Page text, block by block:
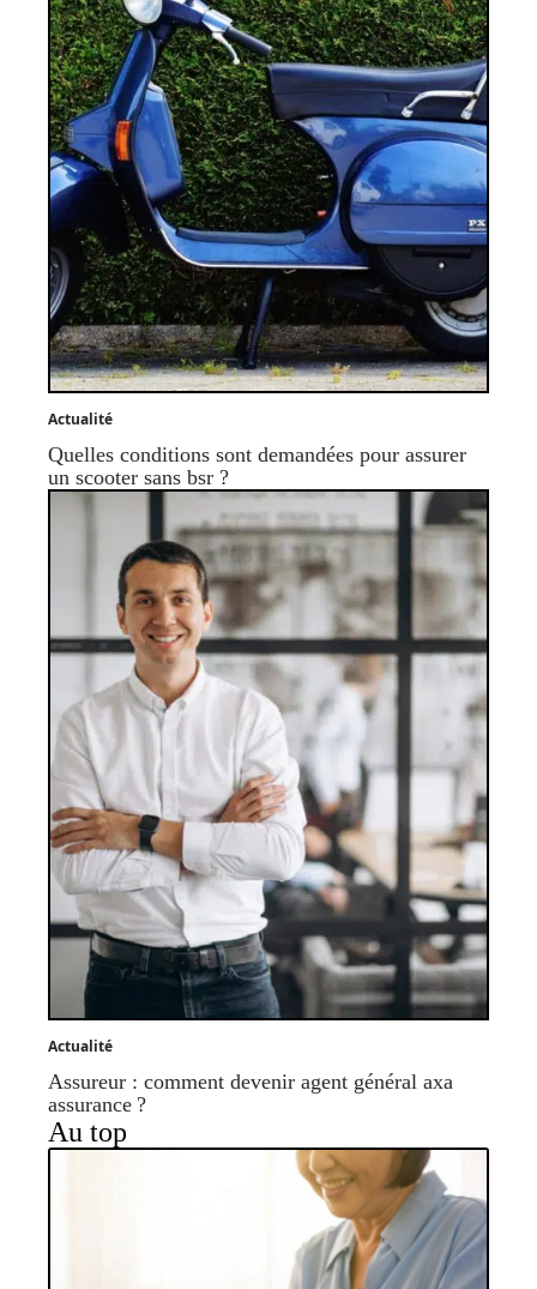
Actualité
Quelles conditions sont demandées pour assurer
un scooter sans bsr ?
Actualité
Assureur : comment devenir agent général axa
assurance ?
Au top